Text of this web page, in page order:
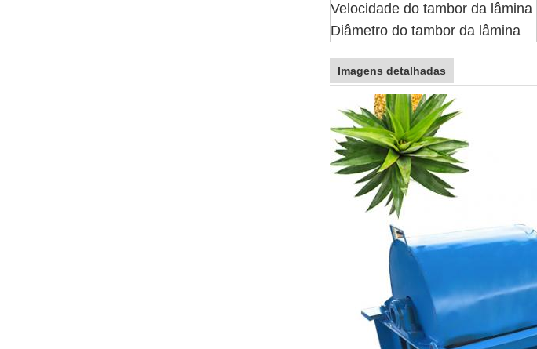
Velocidade do tambor da lâmina
Diâmetro do tambor da lâmina
Imagens detalhadas